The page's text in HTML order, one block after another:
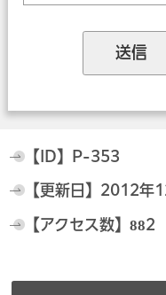
【ID】 P-353
【更新日】 2012年
【アクセス数】 882